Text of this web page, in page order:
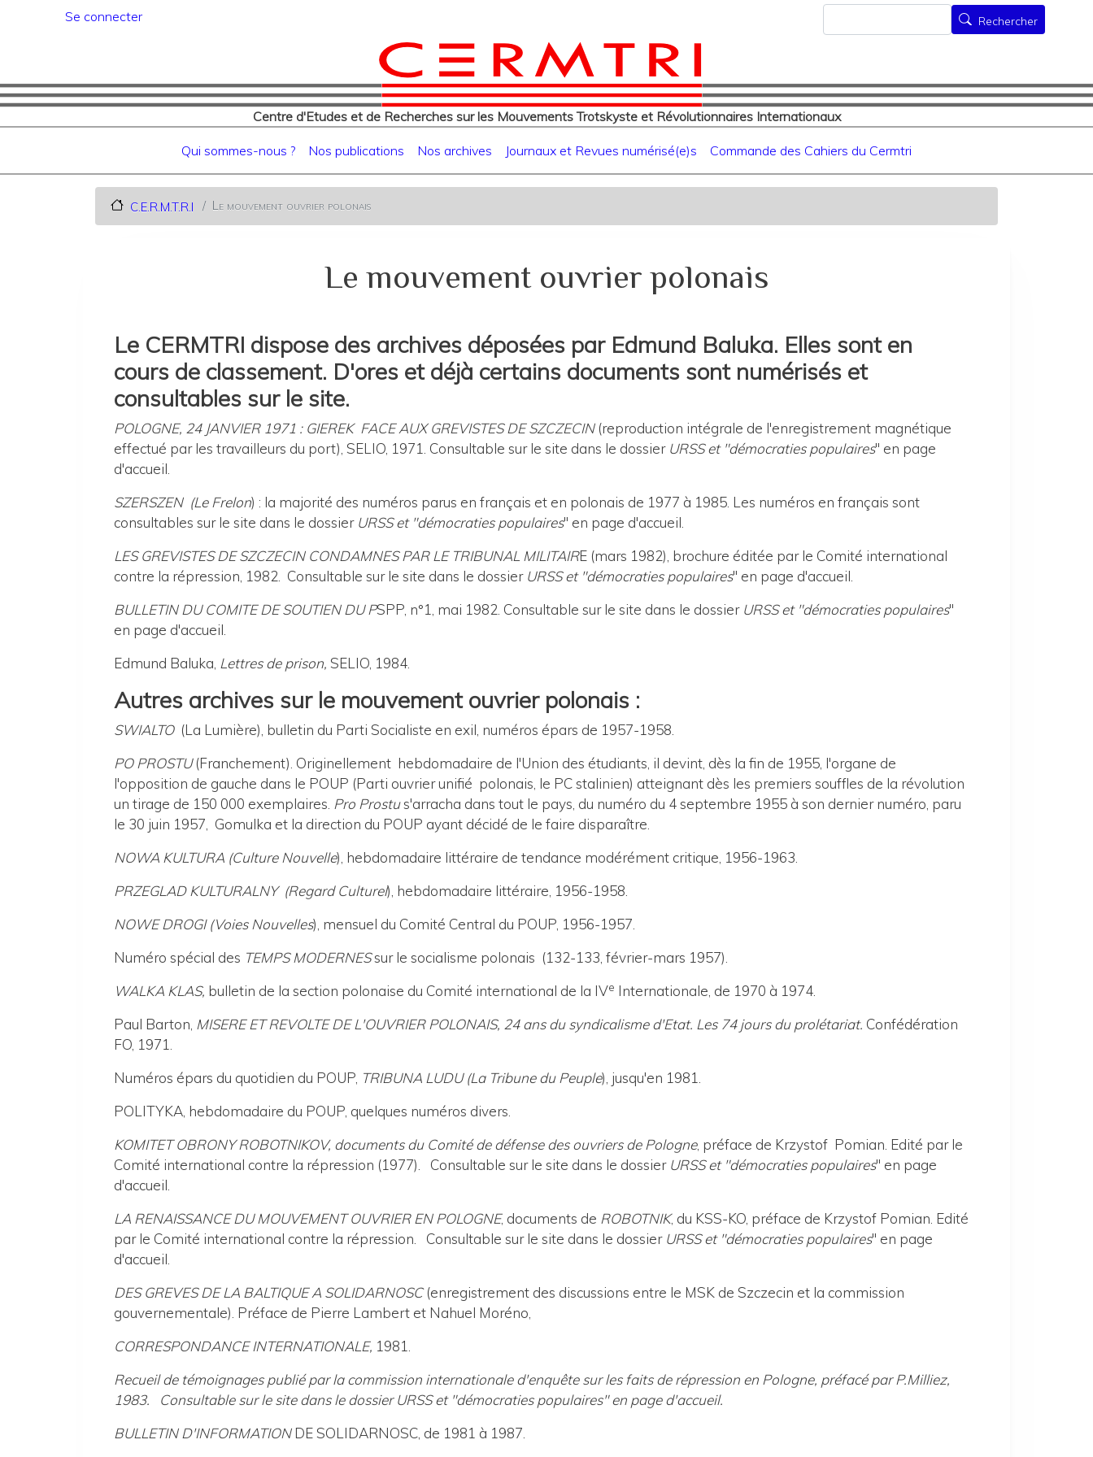
contenu
principal
Menu du compte de l'utilisateur
Se connecter
Centre d'Etudes et de Recherches sur les Mouvements Trotskyste et Révolutionnaires Internationaux
Rechercher
Rechercher
Navigation principale
Qui sommes-nous ? Nos publications Nos archives Journaux et Revues numérisé(e)s Commande des Cahiers du Cermtri
C.E.R.M.T.R.I Le mouvement ouvrier polonais
Le mouvement ouvrier polonais
Le CERMTRI dispose des archives déposées par Edmund Baluka. Elles sont en
cours de classement. D'ores et déjà certains documents sont numérisés et
consultables sur le site.
POLOGNE, 24 JANVIER 1971 : GIEREK FACE AUX GREVISTES DE SZCZECIN(reproduction intégrale de l'enregistrement magnétique
effectué par les travailleurs du port), SELIO, 1971. Consultable sur le site dans le dossierURSS et "démocraties populaires" en page
d'accueil.
SZERSZEN (Le Frelon) : la majorité des numéros parus en français et en polonais de 1977 à 1985. Les numéros en français sont
consultables sur le site dans le dossierURSS et "démocraties populaires" en page d'accueil.
LES GREVISTES DE SZCZECIN CONDAMNES PAR LE TRIBUNAL MILITAIRE (mars 1982), brochure éditée par le Comité international
contre la répression, 1982. Consultable sur le site dans le dossierURSS et "démocraties populaires" en page d'accueil.
BULLETIN DU COMITE DE SOUTIEN DU PSPP, n°1, mai 1982. Consultable sur le site dans le dossierURSS et "démocraties populaires"
en page d'accueil.
Edmund Baluka, Lettres de prison, SELIO, 1984.
Autres archives sur le mouvement ouvrier polonais :
SWIALTO(La Lumière), bulletin du Parti Socialiste en exil, numéros épars de 1957-1958.
PO PROSTU(Franchement). Originellement hebdomadaire de l'Union des étudiants, il devint, dès la fin de 1955, l'organe de
l'opposition de gauche dans le POUP (Parti ouvrier unifié polonais, le PC stalinien) atteignant dès les premiers souffles de la révolution
un tirage de 150 000 exemplaires. Pro Prostus'arracha dans tout le pays, du numéro du 4 septembre 1955 à son dernier numéro, paru
le 30 juin 1957, Gomulka et la direction du POUP ayant décidé de le faire disparaître.
NOWA KULTURA (Culture Nouvelle), hebdomadaire littéraire de tendance modérément critique, 1956-1963.
PRZEGLAD KULTURALNY (Regard Culturel), hebdomadaire littéraire, 1956-1958.
NOWE DROGI (Voies Nouvelles), mensuel du Comité Central du POUP, 1956-1957.
Numéro spécial des TEMPS MODERNESsur le socialisme polonais (132-133, février-mars 1957).
WALKA KLAS, bulletin de la section polonaise du Comité international de la IVe Internationale, de 1970 à 1974.
Paul Barton, MISERE ET REVOLTE DE L'OUVRIER POLONAIS, 24 ans du syndicalisme d'Etat. Les 74 jours du prolétariat. Confédération
FO, 1971.
Numéros épars du quotidien du POUP, TRIBUNA LUDU (La Tribune du Peuple), jusqu'en 1981.
POLITYKA, hebdomadaire du POUP, quelques numéros divers.
KOMITET OBRONY ROBOTNIKOV, documents du Comité de défense des ouvriers de Pologne, préface de Krzystof Pomian. Edité par le
Comité international contre la répression (1977). Consultable sur le site dans le dossierURSS et "démocraties populaires" en page
d'accueil.
LA RENAISSANCE DU MOUVEMENT OUVRIER EN POLOGNE, documents de ROBOTNIK, du KSS-KO, préface de Krzystof Pomian. Edité
par le Comité international contre la répression. Consultable sur le site dans le dossierURSS et "démocraties populaires" en page
d'accueil.
DES GREVES DE LA BALTIQUE A SOLIDARNOSC(enregistrement des discussions entre le MSK de Szczecin et la commission
gouvernementale). Préface de Pierre Lambert et Nahuel Moréno,
CORRESPONDANCE INTERNATIONALE, 1981.
Recueil de témoignages publié par la commission internationale d'enquête sur les faits de répression en Pologne, préfacé par P.Milliez,
1983. Consultable sur le site dans le dossier URSS et "démocraties populaires" en page d'accueil.
BULLETIN D'INFORMATIONDE SOLIDARNOSC, de 1981 à 1987.